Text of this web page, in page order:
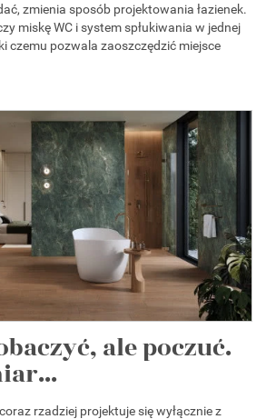
zmienia sposób projektowania łazienek.
miskę WC i system spłukiwania w jednej
czemu pozwala zaoszczędzić miejsce
ale poczuć.
rzadziej projektuje się wyłącznie z